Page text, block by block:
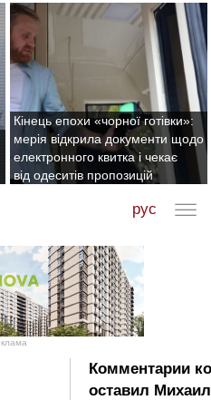
Кінець епохи «чорної готівки»:
мерія відкрила документи щодо
електронного квитка і чекає
від одеситів пропозицій
рус
Комментарии
оставил Михаил